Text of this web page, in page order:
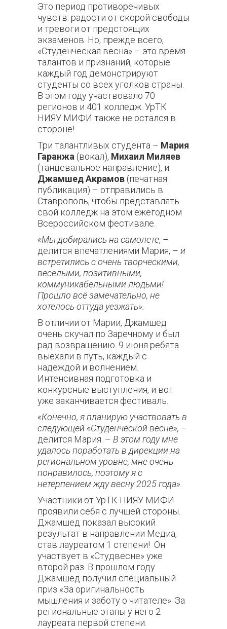
Это период противоречивых
чувств: радости от скорой свободы
и тревоги от предстоящих
экзаменов. Но, прежде всего,
«Студенческая весна» – это время
талантов и признаний, которые
каждый год демонстрируют
студенты со всех уголков страны.
В этом году участвовало 70
регионов и 401 колледж. УрТК
НИЯУ МИФИ также не остался в
стороне!
Три талантливых студента – Мария
Гаранжа (вокал), Михаил Миляев
(танцевальное направление), и
Джамшед Акрамов (печатная
публикация) – отправились в
Ставрополь, чтобы представлять
свой колледж на этом ежегодном
Всероссийском фестивале.
«Мы добирались на самолете, –
делится впечатлениями Мария, – и
встретились с очень творческими,
веселыми, позитивными,
коммуникабельными людьми!
Прошло всё замечательно, не
хотелось оттуда уезжать».
В отличии от Марии, Джамшед
очень скучал по Заречному и был
рад возвращению. 9 июня ребята
выехали в путь, каждый с
надеждой и волнением.
Интенсивная подготовка и
конкурсные выступления, и вот
уже заканчивается фестиваль.
«Конечно, я планирую участвовать в
следующей «Студенческой весне», –
делится Мария. – В этом году мне
удалось поработать в дирекции на
региональном уровне, мне очень
понравилось, поэтому я с
нетерпением жду весну 2025 года».
Участники от УрТК НИЯУ МИФИ
проявили себя с лучшей стороны.
Джамшед показал высокий
результат в направлении Медиа,
став лауреатом 1 степени! Он
участвует в «Студвесне» уже
второй раз. В прошлом году
Джамшед получил специальный
приз «За оригинальность
мышления и заботу о читателе». За
региональные этапы у него 2
лауреата первой степени.